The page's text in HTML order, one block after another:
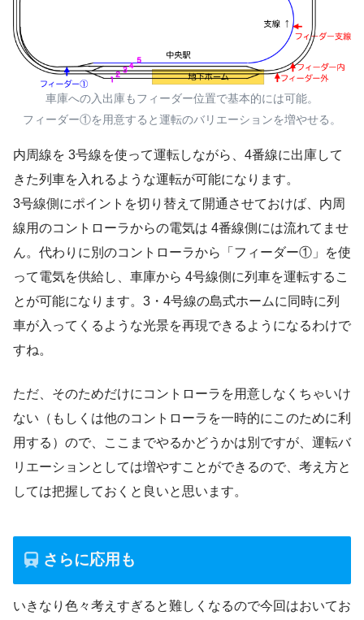
車庫への入出庫もフィーダー位置で基本的には可能。
フィーダー①を用意すると運転のバリエーションを増やせる。
内周線を 3号線を使って運転しながら、4番線に出庫して
きた列車を入れるような運転が可能になります。
3号線側にポイントを切り替えて開通させておけば、内周
線用のコントローラからの電気は 4番線側には流れてませ
ん。代わりに別のコントローラから「フィーダー①」を使
って電気を供給し、車庫から 4号線側に列車を運転するこ
とが可能になります。3・4号線の島式ホームに同時に列
車が入ってくるような光景を再現できるようになるわけで
すね。
ただ、そのためだけにコントローラを用意しなくちゃいけ
ない（もしくは他のコントローラを一時的にこのために利
用する）ので、ここまでやるかどうかは別ですが、運転バ
リエーションとしては増やすことができるので、考え方と
しては把握しておくと良いと思います。
さらに応用も
いきなり色々考えすぎると難しくなるので今回はおいてお